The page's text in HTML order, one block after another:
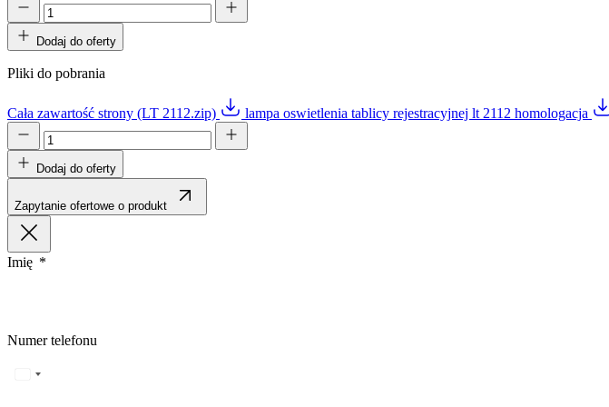
Dodaj do oferty
Pliki do pobrania
Cała zawartość strony (LT 2112.zip) lampa oswietlenia tablicy rejestracyjnej lt 2112 homologacja
Dodaj do oferty
Zapytanie ofertowe o produkt
Imię
Numer telefonu